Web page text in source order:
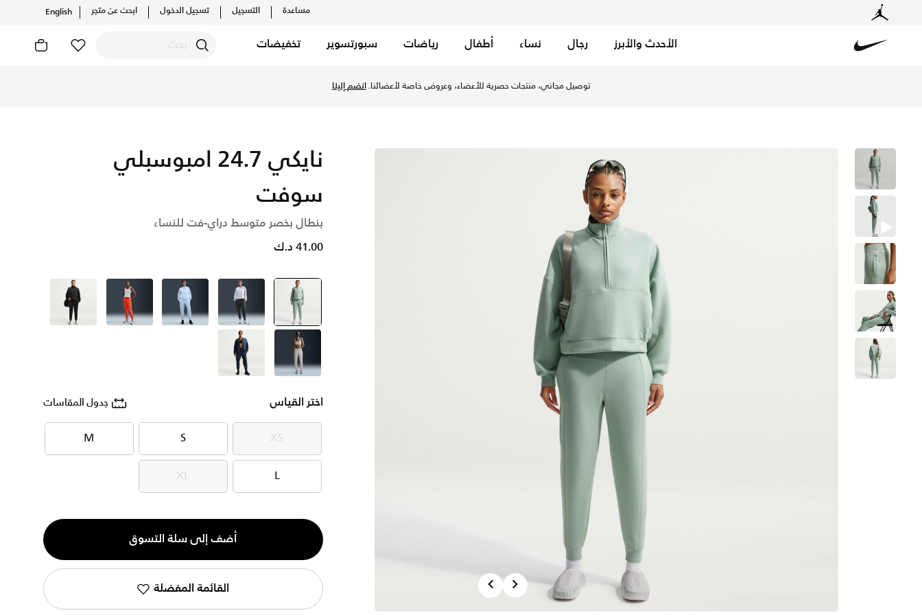
مساعدة التسجيل تسجيل الدخول ابحث عن متجر English
الأحدث والأبرز رجال نساء أطفال رياضات سبورتسوير تخفيضات
توصيل مجاني، منتجات حصرية للأعضاء، وعروض خاصة لأعضائنا.انضم إلينا
PreviousNext
نايكي 24.7 امبوسبلي
سوفت
بنطال بخصر متوسط دراي-فت للنساء
41.00 د.ك
selected
رمادي رمادي أزرق أحمر أسود
بيج أزرق
اختر القياس جدول المقاسات
XS
XS
S
S
M
M
L
L
XL
XL
الكمية
1
أضف إلى سلة التسوق
القائمة المفضلة